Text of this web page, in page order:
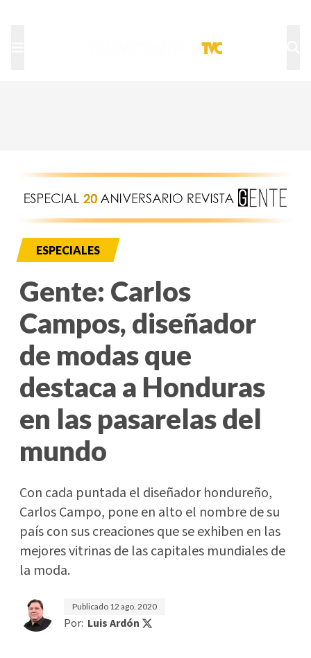
ESPECIALES
Gente: Carlos
Campos, diseñador
de modas que
destaca a Honduras
en las pasarelas del
mundo
Con cada puntada el diseñador hondureño,
Carlos Campo, pone en alto el nombre de su
país con sus creaciones que se exhiben en las
mejores vitrinas de las capitales mundiales de
la moda.
Publicado 12 ago. 2020
Por: Luis Ardón